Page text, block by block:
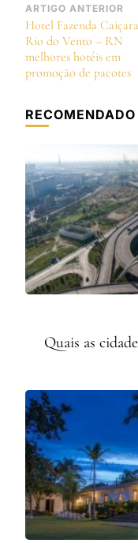
Navegação
de
post
ARTIGO ANTERIOR
Hotel Fazenda
Rio do Vento – RN
melhores hotéis em
promoção de pacotes
RECOMENDADO
Quais as